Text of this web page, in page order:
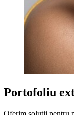
Portofoliu